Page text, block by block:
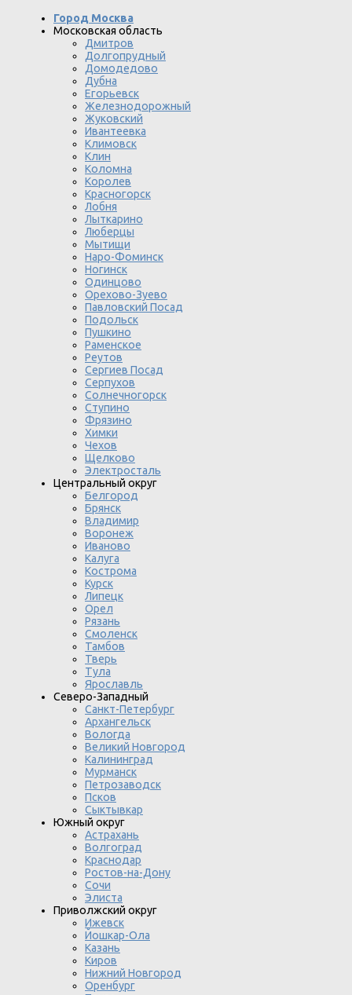
Город Москва
Московская область
Дмитров
Долгопрудный
Домодедово
Дубна
Егорьевск
Железнодорожный
Жуковский
Ивантеевка
Климовск
Клин
Коломна
Королев
Красногорск
Лобня
Лыткарино
Люберцы
Мытищи
Наро-Фоминск
Ногинск
Одинцово
Орехово-Зуево
Павловский Посад
Подольск
Пушкино
Раменское
Реутов
Сергиев Посад
Серпухов
Солнечногорск
Ступино
Фрязино
Химки
Чехов
Щелково
Электросталь
Центральный округ
Белгород
Брянск
Владимир
Воронеж
Иваново
Калуга
Кострома
Курск
Липецк
Орел
Рязань
Смоленск
Тамбов
Тверь
Тула
Ярославль
Северо-Западный
Санкт-Петербург
Архангельск
Вологда
Великий Новгород
Калининград
Мурманск
Петрозаводск
Псков
Сыктывкар
Южный округ
Астрахань
Волгоград
Краснодар
Ростов-на-Дону
Сочи
Элиста
Приволжский округ
Ижевск
Йошкар-Ола
Казань
Киров
Нижний Новгород
Оренбург